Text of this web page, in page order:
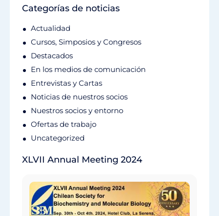
Categorías de noticias
Actualidad
Cursos, Simposios y Congresos
Destacados
En los medios de comunicación
Entrevistas y Cartas
Noticias de nuestros socios
Nuestros socios y entorno
Ofertas de trabajo
Uncategorized
XLVII Annual Meeting 2024